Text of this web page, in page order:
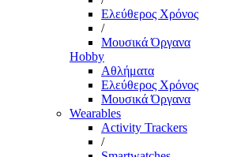
Ελεύθερος Χρόνος
/
Μουσικά Όργανα
Hobby
Αθλήματα
Ελεύθερος Χρόνος
Μουσικά Όργανα
Wearables
Activity Trackers
/